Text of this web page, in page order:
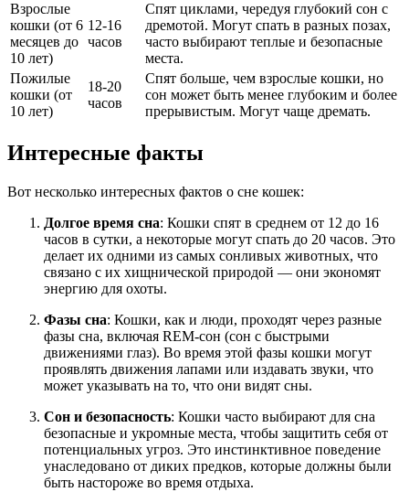
Взрослые
кошки (от 6
месяцев до
10 лет)
12-16
часов
Спят циклами, чередуя глубокий сон с
дремотой. Могут спать в разных позах,
часто выбирают теплые и безопасные
места.
Пожилые
кошки (от
10 лет)
18-20
часов
Спят больше, чем взрослые кошки, но
сон может быть менее глубоким и более
прерывистым. Могут чаще дремать.
Интересные факты
Вот несколько интересных фактов о сне кошек:
Долгое время сна: Кошки спят в среднем от 12 до 16
часов в сутки, а некоторые могут спать до 20 часов. Это
делает их одними из самых сонливых животных, что
связано с их хищнической природой — они экономят
энергию для охоты.
Фазы сна: Кошки, как и люди, проходят через разные
фазы сна, включая REM-сон (сон с быстрыми
движениями глаз). Во время этой фазы кошки могут
проявлять движения лапами или издавать звуки, что
может указывать на то, что они видят сны.
Сон и безопасность: Кошки часто выбирают для сна
безопасные и укромные места, чтобы защитить себя от
потенциальных угроз. Это инстинктивное поведение
унаследовано от диких предков, которые должны были
быть настороже во время отдыха.